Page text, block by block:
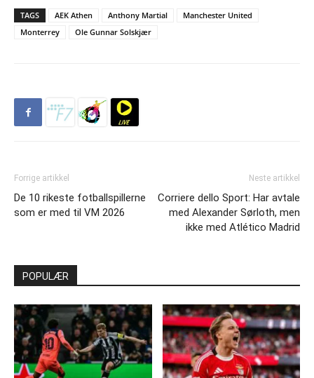
TAGS AEK Athen Anthony Martial
Manchester United
Monterrey
Ole Gunnar Solskjær
Forrige artikkel
De 10 rikeste fotballspillerne
som er med til VM 2026
Neste artikkel
Corriere dello Sport: Har avtale
med Alexander Sørloth, men
ikke med Atlético Madrid
POPULÆR